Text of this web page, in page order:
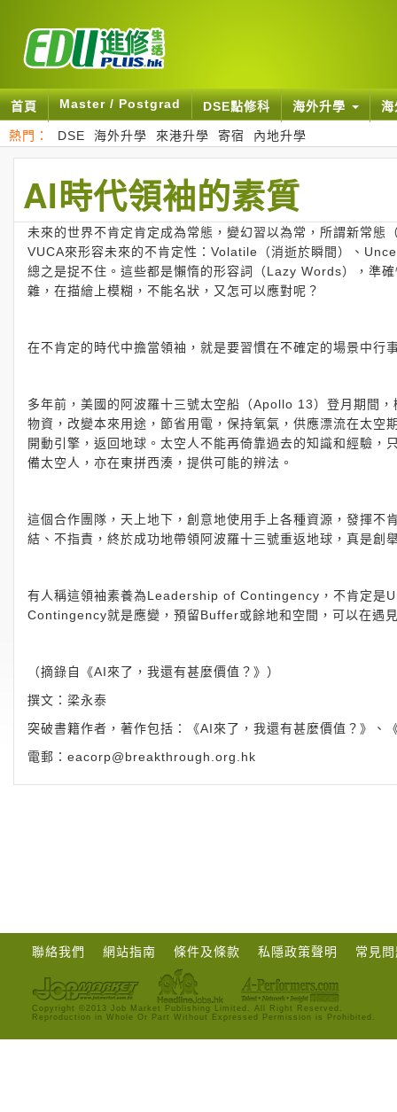
首頁 Master / Postgrad DSE點修科 海外升學
熱門： DSE 海外升學 來港升學 寄宿 內地升學
AI時代領袖的素質
未來的世界不肯定肯定成為常態，變幻習以為常，所謂新常
VUCA來形容未來的不肯定性：Volatile（消逝於瞬間）、
總之是捉不住。這些都是懶惰的形容詞（Lazy Words），準
雜，在描繪上模糊，不能名狀，又怎可以應對呢？
在不肯定的時代中擔當領袖，就是要習慣在不確定的場景中行
多年前，美國的阿波羅十三號太空船（Apollo 13）登月期間
物資，改變本來用途，節省用電，保持氧氣，供應漂流在太
開動引擎，返回地球。太空人不能再倚靠過去的知識和經驗
備太空人，亦在東拼西湊，提供可能的辨法。
這個合作團隊，天上地下，創意地使用手上各種資源，發揮
結、不指責，終於成功地帶領阿波羅十三號重返地球，真是創
有人稱這領袖素養為Leadership of Contingency，不肯定是
Contingency就是應變，預留Buffer或餘地和空間，可以在遇
（摘錄自《AI來了，我還有甚麼價值？》）
撰文：梁永泰
突破書籍作者，著作包括：《AI來了，我還有甚麼價值？》、
電郵： eacorp@breakthrough.org.hk
聯絡我們 網站指南 條件及條款 私隱政策聲明 常見
Copyright ©2013 Job Market Publishing Limited. All Right Reserved.
Reproduction in Whole Or Part Without Expressed Permission is Prohibited.